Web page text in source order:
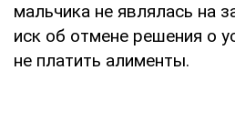
мальчика не являлась на
иск об отмене решения о
не платить алименты.